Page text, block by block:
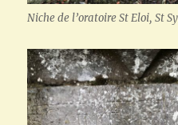
Niche de l’oratoire St Eloi, St